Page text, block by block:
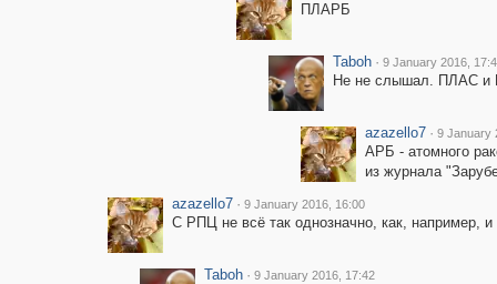
ПЛАРБ
Taboh · 9 January 2016,
Не не слышал. ПЛАС
azazello7 · 9 January
АРБ - атомного
из журнала
azazello7 · 9 January 2016, 16:00
С РПЦ не всё так однозначно, как, например,
Taboh · 9 January 2016, 17:42